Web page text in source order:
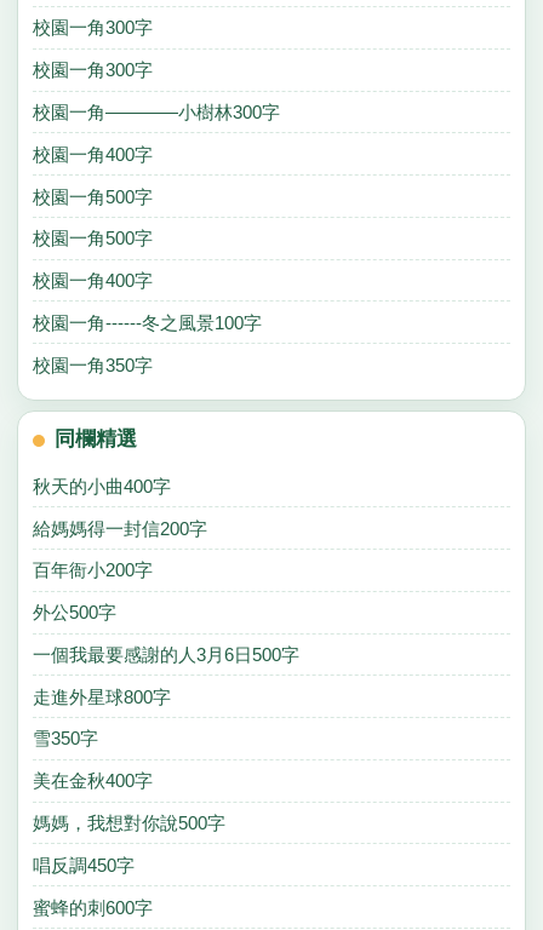
校園一角300字
校園一角300字
校園一角————小樹林300字
校園一角400字
校園一角500字
校園一角500字
校園一角400字
校園一角------冬之風景100字
校園一角350字
同欄精選
秋天的小曲400字
給媽媽得一封信200字
百年衙小200字
外公500字
一個我最要感謝的人3月6日500字
走進外星球800字
雪350字
美在金秋400字
媽媽，我想對你說500字
唱反調450字
蜜蜂的刺600字